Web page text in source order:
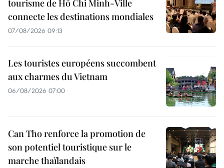
tourisme de Hô Chi Minh-Ville
connecte les destinations mondiales
07/08/2026 09:13
Les touristes européens succombent
aux charmes du Vietnam
06/08/2026 07:00
Can Tho renforce la promotion de
son potentiel touristique sur le
marche thaïlandais